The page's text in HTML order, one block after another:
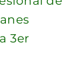
3er